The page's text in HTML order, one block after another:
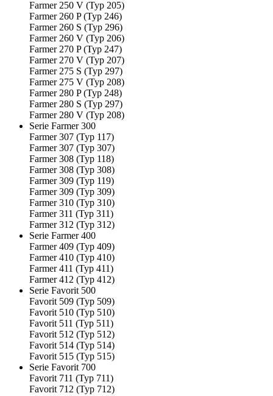
Farmer 250 V (Typ 205)
Farmer 260 P (Typ 246)
Farmer 260 S (Typ 296)
Farmer 260 V (Typ 206)
Farmer 270 P (Typ 247)
Farmer 270 V (Typ 207)
Farmer 275 S (Typ 297)
Farmer 275 V (Typ 208)
Farmer 280 P (Typ 248)
Farmer 280 S (Typ 297)
Farmer 280 V (Typ 208)
Serie Farmer 300
Farmer 307 (Typ 117)
Farmer 307 (Typ 307)
Farmer 308 (Typ 118)
Farmer 308 (Typ 308)
Farmer 309 (Typ 119)
Farmer 309 (Typ 309)
Farmer 310 (Typ 310)
Farmer 311 (Typ 311)
Farmer 312 (Typ 312)
Serie Farmer 400
Farmer 409 (Typ 409)
Farmer 410 (Typ 410)
Farmer 411 (Typ 411)
Farmer 412 (Typ 412)
Serie Favorit 500
Favorit 509 (Typ 509)
Favorit 510 (Typ 510)
Favorit 511 (Typ 511)
Favorit 512 (Typ 512)
Favorit 514 (Typ 514)
Favorit 515 (Typ 515)
Serie Favorit 700
Favorit 711 (Typ 711)
Favorit 712 (Typ 712)